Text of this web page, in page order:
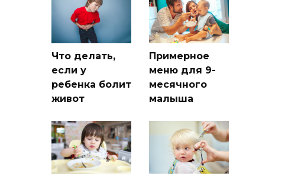
Что делать,
если у
ребенка болит
живот
Примерное
меню для 9-
месячного
малыша